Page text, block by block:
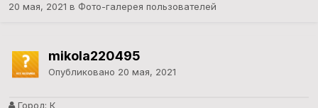
20 мая, 2021 в Фото-галерея пользователей
mikola220495
Опубликовано 20 мая, 2021
Город: К